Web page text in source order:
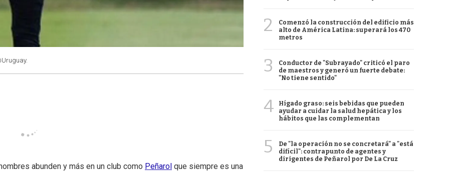
abunden y más en un club como Peñarol que siempre es una
2
Comenzó la construcción del edificio más
alto de América Latina: superará los 470
metros
3
Conductor de "Subrayado" criticó el paro
de maestros y generó un fuerte debate:
"No tiene sentido"
4
Hígado graso: seis bebidas que pueden
ayudar a cuidar la salud hepática y los
hábitos que las complementan
5
De "la operación no se concretará" a "está
difícil": contrapunto de agentes y
dirigentes de Peñarol por De La Cruz